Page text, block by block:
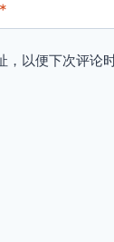
*
以便下次评论时